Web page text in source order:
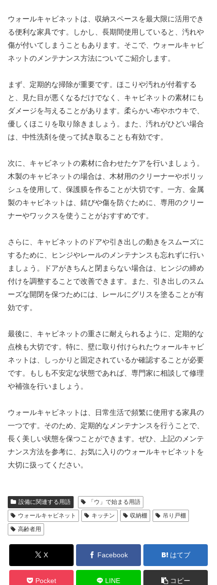
ウォールキャビネットは、収納スペースを最大限に活用でき
る便利な家具です。しかし、長期間使用していると、汚れや
傷が付いてしまうこともあります。そこで、ウォールキャビ
ネットのメンテナンス方法についてご紹介します。
まず、定期的な掃除が重要です。ほこりや汚れが付着する
と、見た目が悪くなるだけでなく、キャビネットの素材にも
ダメージを与えることがあります。柔らかい布やホウキで、
優しくほこりを取り除きましょう。また、汚れがひどい場合
は、中性洗剤を使って拭き取ることも有効です。
次に、キャビネットの素材に合わせたケアを行いましょう。
木製のキャビネットの場合は、木材用のクリーナーやポリッ
シュを使用して、保護膜を作ることが大切です。一方、金属
製のキャビネットは、錆びや傷を防ぐために、専用のクリー
ナーやワックスを使うことがおすすめです。
さらに、キャビネットのドアや引き出しの動きをスムーズに
するために、ヒンジやレールのメンテナンスも忘れずに行い
ましょう。ドアがきちんと閉まらない場合は、ヒンジの締め
付けを調整することで改善できます。また、引き出しのスム
ーズな開閉を保つためには、レールにグリスを塗ることが有
効です。
最後に、キャビネットの重さに耐えられるように、定期的な
点検も大切です。特に、壁に取り付けられたウォールキャビ
ネットは、しっかりと固定されているか確認することが必要
です。もしも不安定な状態であれば、専門家に相談して修理
や補強を行いましょう。
ウォールキャビネットは、日常生活で頻繁に使用する家具の
一つです。そのため、定期的なメンテナンスを行うことで、
長く美しい状態を保つことができます。ぜひ、上記のメンテ
ナンス方法を参考に、お気に入りのウォールキャビネットを
大切に扱ってください。
設備に関連する用語
「ウ」で始まる用語
ウォールキャビネット
キッチン 収納棚
吊り戸棚
高齢者用
X Facebook はてブ
Pocket LINE コピー